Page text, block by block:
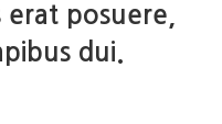
erat posuere,
dui.